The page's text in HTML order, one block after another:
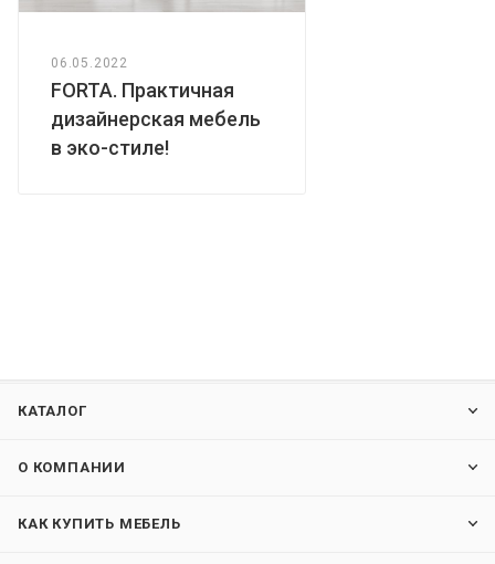
06.05.2022
FORTA. Практичная
дизайнерская мебель
в эко-стиле!
КАТАЛОГ
О КОМПАНИИ
КАК КУПИТЬ МЕБЕЛЬ